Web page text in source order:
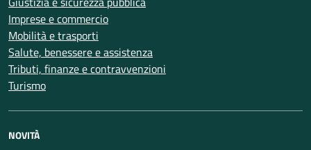
Imprese e commercio
Mobilità e trasporti
Salute, benessere e assistenza
Tributi, finanze e contravvenzioni
Turismo
NOVITÀ